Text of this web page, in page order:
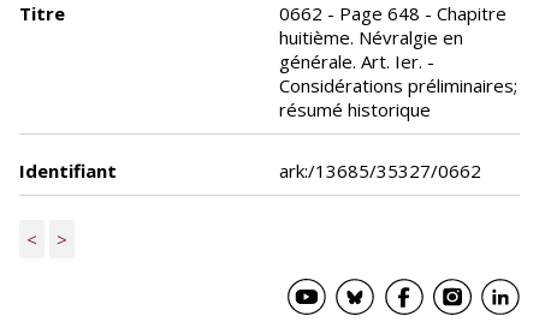
Titre
0662 - Page 648 - Chapitre
huitième. Névralgie en
générale. Art. Ier. -
Considérations préliminaires;
résumé historique
Identifiant ark:/13685/35327/0662
< >